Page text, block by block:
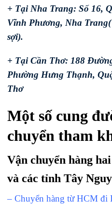
+ Tại Nha Trang: Số 16,
Vĩnh Phương, Nha
sợi).
+ Tại Cần Thơ: 188
Phường Hưng Thạnh,
Thơ
Một số cung
chuyển tham
Vận chuyển hàng
và các tỉnh Tây
– Chuyển hàng từ HCM đi